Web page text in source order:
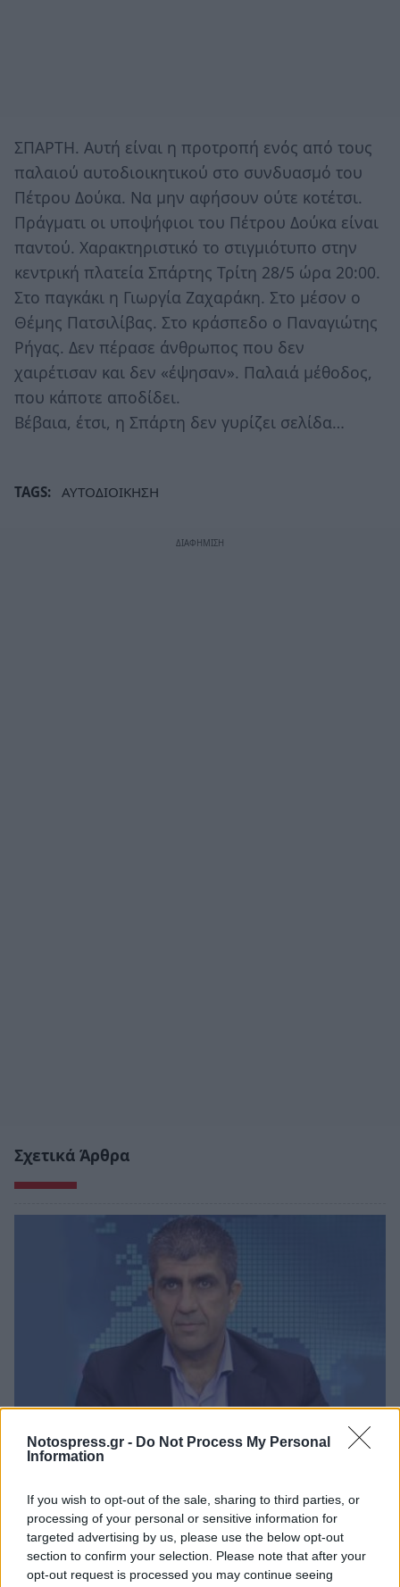
Notospress.gr - Do Not Process My Personal
Information
If you wish to opt-out of the sale, sharing to third parties, or
processing of your personal or sensitive information for
targeted advertising by us, please use the below opt-out
section to confirm your selection. Please note that after your
opt-out request is processed you may continue seeing
ΣΠΑΡΤΗ. Αυτή είναι η προτροπή ενός από τους
παλαιού αυτοδιοικητικού στο συνδυασμό του
Πέτρου Δούκα. Να μην αφήσουν ούτε κοτέτσι.
Πράγματι οι υποψήφιοι του Πέτρου Δούκα είναι
παντού. Χαρακτηριστικό το στιγμιότυπο στην
κεντρική πλατεία Σπάρτης Τρίτη 28/5 ώρα 20:00.
Στο παγκάκι η Γιωργία Ζαχαράκη. Στο μέσον ο
Θέμης Πατσιλίβας. Στο κράσπεδο ο Παναγιώτης
Ρήγας. Δεν πέρασε άνθρωπος που δεν
χαιρέτισαν και δεν «έψησαν». Παλαιά μέθοδος,
που κάποτε αποδίδει.
Βέβαια, έτσι, η Σπάρτη δεν γυρίζει σελίδα…
TAGS: ΑΥΤΟΔΙΟΙΚΗΣΗ
Σχετικά Άρθρα
Λακωνία: Ο Δημήτρης Μανιατάκος ακούει
δήμαρχος Ευρώτα;
06/08/2026 13:10